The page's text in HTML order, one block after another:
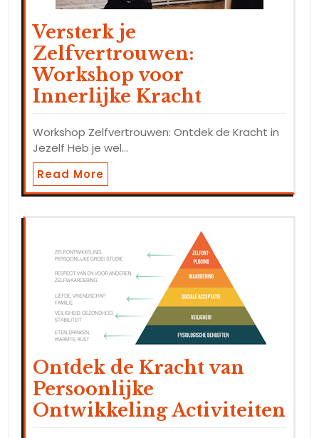
Versterk je
Zelfvertrouwen:
Workshop voor
Innerlijke Kracht
Workshop Zelfvertrouwen: Ontdek de Kracht in
Jezelf Heb je wel…
Read More
Ontdek de Kracht van
Persoonlijke
Ontwikkeling Activiteiten